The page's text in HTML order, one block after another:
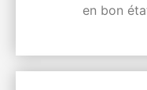
en bon